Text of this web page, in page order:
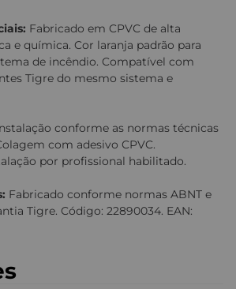
Fabricado em CPVC de alta
e química. Cor laranja padrão para
de incêndio. Compatível com
Tigre do mesmo sistema e
conforme as normas técnicas
com adesivo CPVC.
por profissional habilitado.
Fabricado conforme normas ABNT e
Tigre. Código: 22890034. EAN: